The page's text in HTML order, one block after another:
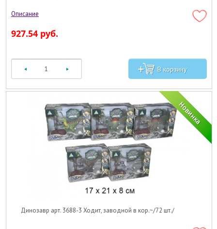
927.54 руб.
Динозавр арт. 3688-3 Ходит, заводной в кор.~/72 шт./